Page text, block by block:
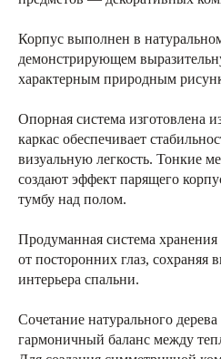
Корпус выполнен в
демонстрирующем
характерным природным
Опорная система изготовлена
каркас обеспечивает
визуальную легкость. Тонкие
создают эффект парящего
тумбу над полом.
Продуманная система
от посторонних глаз, сохраняя
интерьера спальни.
Сочетание натурального дерева
гармоничный баланс между